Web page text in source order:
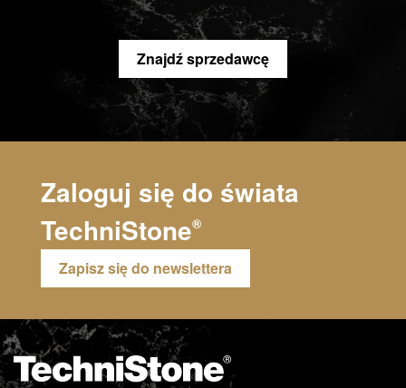
Znajdź sprzedawcę
Zaloguj się do świata
TechniStone®
Zapisz się do newslettera